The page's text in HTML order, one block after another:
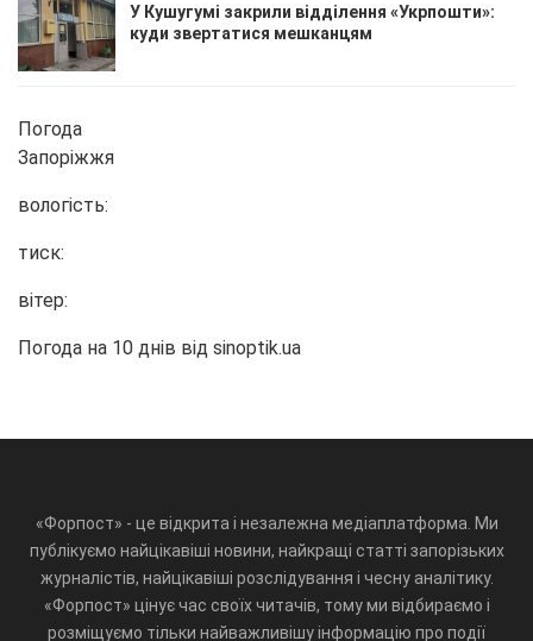
У Кушугумі закрили відділення «Укрпошти»:
куди звертатися мешканцям
Погода
Запоріжжя
вологість:
тиск:
вітер:
Погода на 10 днів від sinoptik.ua
«Форпост» - це відкрита і незалежна медіаплатформа. Ми
публікуємо найцікавіші новини, найкращі статті запорізьких
журналістів, найцікавіші розслідування і чесну аналітику.
«Форпост» цінує час своїх читачів, тому ми відбираємо і
розміщуємо тільки найважливішу інформацію про події